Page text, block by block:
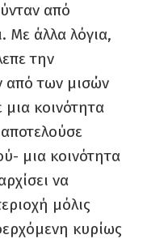
από
Με άλλα λόγια,
την
από των μισών
κοινότητα
μια κοινότητα
να
μόλις
κυρίως